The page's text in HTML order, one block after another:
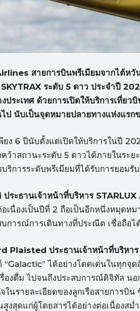
สายการบินพรีเมียมจากไต้หวั
ระดับ 5 ดาว ประจำปี
ประเทศ ด้วยการเปิดให้บริการเที่ย
ป นับเป็นจุดหมายปลายทางแห่งแรก
ยง 6 ปีนับตั้งแต่เปิดให้บริการในปี
ว้าสถานะระดับ 5 ดาวได้ภายในระย
ริการระดับพรีเมียมที่ได้รับการยอมรั
ระธานเจ้าหน้าที่บริหาร
อเนื่องเป็นปีที่ 2 ถือเป็นอีกหนึ่งหมุดห
การณ์การเดินทางที่ประณีต เชื่อถือไ
Plaisted ประธานเจ้าหน้าที่บริหาร
ได้อย่างโดดเด่นในทุกจุ
รื่องดื่ม ไปจนถึงประสบการณ์ดิจิทัล
ในรายละเอียดของลูกเรือสายการบิ
งสุดแก่ผู้โดยสารได้อย่างต่อเนื่องสม่ำ